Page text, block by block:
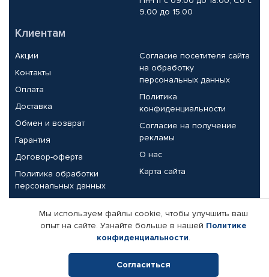
9.00 до 15.00
Клиентам
Акции
Контакты
Оплата
Доставка
Обмен и возврат
Гарантия
Договор-оферта
Политика обработки
персональных данных
Согласие посетителя сайта
на обработку
персональных данных
Политика
конфиденциальности
Согласие на получение
рекламы
О нас
Карта сайта
Партнерам
Корпоративным клиентам
Поставщикам
Реквизиты компании
Мы используем файлы cookie, чтобы улучшить ваш
опыт на сайте. Узнайте больше в нашей Политике
конфиденциальности.
Согласиться